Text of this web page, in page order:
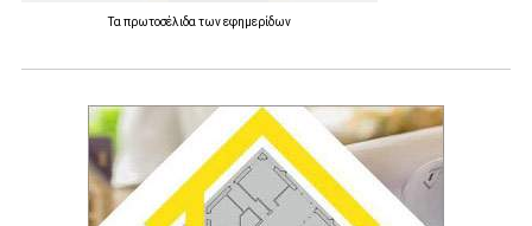
Τα πρωτοσέλιδα τωνεφημερίδων